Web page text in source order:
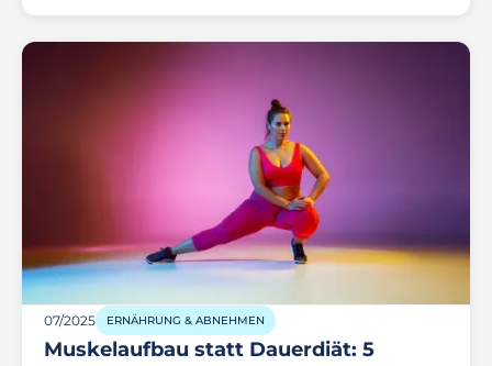
07/2025 ERNÄHRUNG & ABNEHMEN
Muskelaufbau statt Dauerdiät: 5